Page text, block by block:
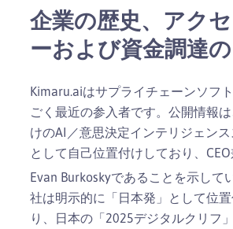
企業の歴史、アク
ーおよび資金調達
Kimaru.aiはサプライチェーンソフ
ごく最近の参入者です。公開情報
けのAI／意思決定インテリジェン
として自己位置付けしており、
Evan Burkoskyであることを示して
社は明示的に「日本発」として位
り、日本の「2025デジタルクリフ